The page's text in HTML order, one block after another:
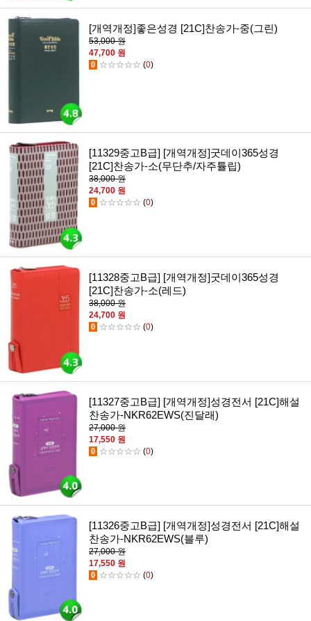
[개역개정]좋은성경 [21C]찬송가-중(그린)
53,000 원
47,700 원
0 ☆☆☆☆☆ (0)
[11329중고B급] [개역개정]굿데이365성경
[21C]찬송가-소(무단추/자주튤립)
38,000 원
24,700 원
0 ☆☆☆☆☆ (0)
[11328중고B급] [개역개정]굿데이365성경
[21C]찬송가-소(레드)
38,000 원
24,700 원
0 ☆☆☆☆☆ (0)
[11327중고B급] [개역개정]성경전서 [21C]해설
찬송가-NKR62EWS(진달래)
27,000 원
17,550 원
0 ☆☆☆☆☆ (0)
[11326중고B급] [개역개정]성경전서 [21C]해설
찬송가-NKR62EWS(블루)
27,000 원
17,550 원
0 ☆☆☆☆☆ (0)